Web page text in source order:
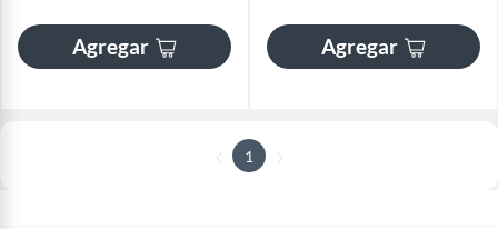
Agregar Agregar
1